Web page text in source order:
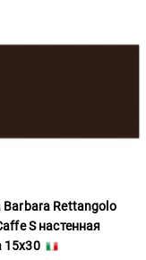
Barbara Rettangolo
S настенная
15x30